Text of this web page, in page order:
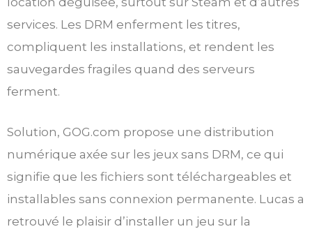
services. Les DRM enferment les titres,
compliquent les installations, et rendent les
sauvegardes fragiles quand des serveurs
ferment.
Solution, GOG.com propose une distribution
numérique axée sur les jeux sans DRM, ce qui
signifie que les fichiers sont téléchargeables et
installables sans connexion permanente. Lucas a
retrouvé le plaisir d’installer un jeu sur la